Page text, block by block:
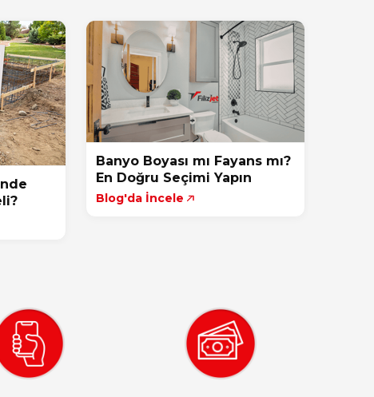
Banyo Boyası mı Fayans mı?
En Doğru Seçimi Yapın
Blog'da İncele